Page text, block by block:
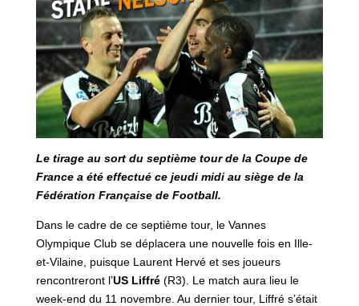
Le tirage au sort du septième tour de la Coupe de
France a été effectué ce jeudi midi au siège de la
Fédération Française de Football.
Dans le cadre de ce septième tour, le Vannes
Olympique Club se déplacera une nouvelle fois en Ille-
et-Vilaine, puisque Laurent Hervé et ses joueurs
rencontreront l’US Liffré(R3). Le match aura lieu le
week-end du 11 novembre. Au dernier tour, Liffré s’était